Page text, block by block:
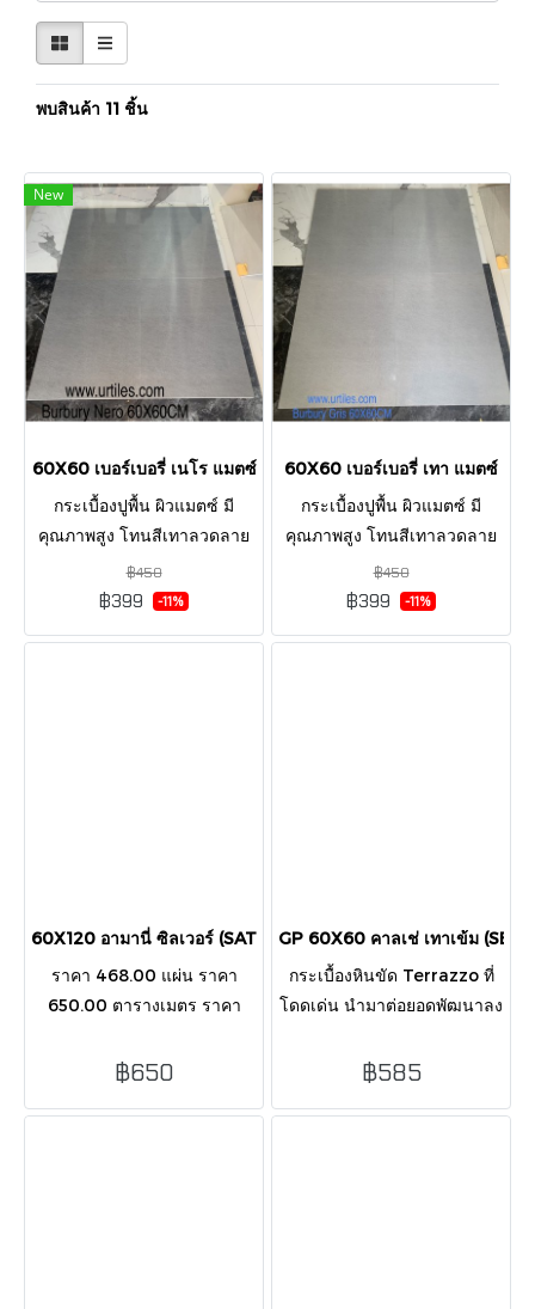
พบสินค้า 11 ชิ้น
New
60X60 เบอร์เบอรี่ เนโร แมตซ์
กระเบื้องปูพื้น ผิวแมตซ์ มี
คุณภาพสูง โทนสีเทาลวดลาย
สวยงาม ตกแต่งบ้านให้ดูหรูหรา
มีสไตล์ เพิ่มพื้นที่ให้ดูมีมิติ ดูมี
฿450
฿399 -11%
60X60 เบอร์เบอรี่ เทา แมตซ์
กระเบื้องปูพื้น ผิวแมตซ์ มี
คุณภาพสูง โทนสีเทาลวดลาย
สวยงาม ตกแต่งบ้านให้ดูหรูหรา
มีสไตล์ เพิ่มพื้นที่ให้ดูมีมิติ ดูมี
฿450
฿399 -11%
60X120 อามานี่ ซิลเวอร์ (SATIN)
ราคา 468.00 แผ่น ราคา
650.00 ตารางเมตร ราคา
กล่อง / 1.44 ตารางเมตร
฿650
GP 60X60 คาลเช่ เทาเข้ม
กระเบื้องหินขัด Terrazzo ที่
โดดเด่น นำมาต่อยอดพัฒนาลง
Porcelain ขนาด 60x60 cm
฿585